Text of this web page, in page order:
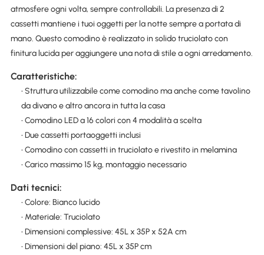
atmosfere ogni volta, sempre controllabili. La presenza di 2
cassetti mantiene i tuoi oggetti per la notte sempre a portata di
mano. Questo comodino è realizzato in solido truciolato con
finitura lucida per aggiungere una nota di stile a ogni arredamento.
Caratteristiche:
• Struttura utilizzabile come comodino ma anche come tavolino
da divano e altro ancora in tutta la casa
• Comodino LED a 16 colori con 4 modalità a scelta
• Due cassetti portaoggetti inclusi
• Comodino con cassetti in truciolato e rivestito in melamina
• Carico massimo 15 kg, montaggio necessario
Dati tecnici:
• Colore: Bianco lucido
• Materiale: Truciolato
• Dimensioni complessive: 45L x 35P x 52A cm
• Dimensioni del piano: 45L x 35P cm